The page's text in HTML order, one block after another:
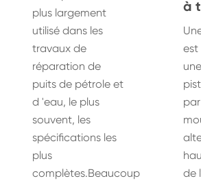
plus largement
utilisé dans les
travaux de
réparation de
puits de pétrole et
d 'eau, le plus
souvent, les
spécifications les
plus
complètes.Beaucoup
à
est
de